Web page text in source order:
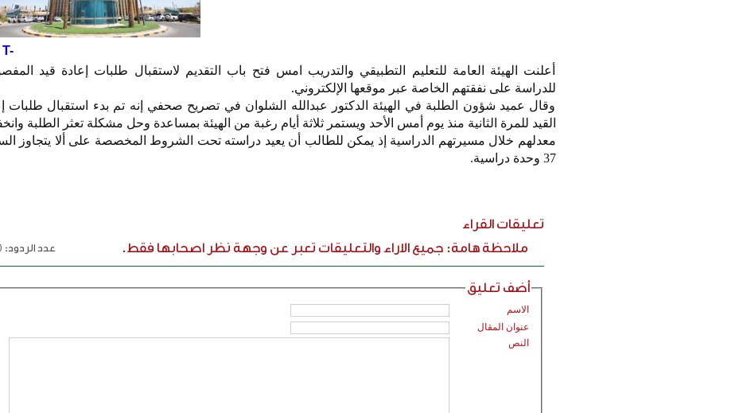
T-
أعلنت الهيئة العامة للتعليم التطبيقي والتدريب امس فتح باب التقديم لاستقبال طلبات إعادة قيد
للدراسة على نفقتهم الخاصة عبر موقعها الإلكتروني.
وقال عميد شؤون الطلبة في الهيئة الدكتور عبدالله الشلوان في تصريح صحفي إنه تم بدء استقبال طلبات
القيد للمرة الثانية منذ يوم أمس الأحد ويستمر ثلاثة أيام رغبة من الهيئة بمساعدة وحل مشكلة تعثر الطلبة
معدلهم خلال مسيرتهم الدراسية إذ يمكن للطالب أن يعيد دراسته تحت الشروط المخصصة على ألا يتجاوز
37 وحدة دراسية.
تعليقات القراء
ملاحظة هامة: جميع الاراء والتعليقات تعبر عن وجهة نظر اصحابها فقط.
عدد الردود: 0
أضف تعليق
الاسم
عنوان المقال
النص